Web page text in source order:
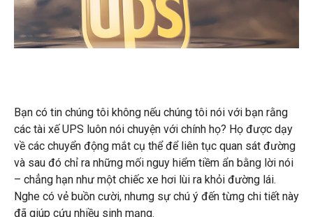
Bạn có tin chúng tôi không nếu chúng tôi nói với bạn rằng
các tài xế UPS luôn nói chuyện với chính họ? Họ được dạy
về các chuyển động mắt cụ thể để liên tục quan sát đường
và sau đó chỉ ra những mối nguy hiểm tiềm ẩn bằng lời nói
– chẳng hạn như một chiếc xe hơi lùi ra khỏi đường lái.
Nghe có vẻ buồn cười, nhưng sự chú ý đến từng chi tiết này
đã giúp cứu nhiều sinh mạng.